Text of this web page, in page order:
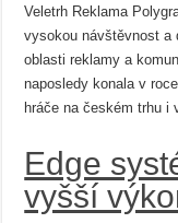
Veletrh Reklama
vysokou návštěvnost a
oblasti reklamy a
naposledy konala v
hráče na českém trhu i
Edge
vyšší